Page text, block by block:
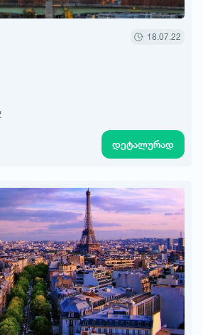
18.07.22
დეტალურად